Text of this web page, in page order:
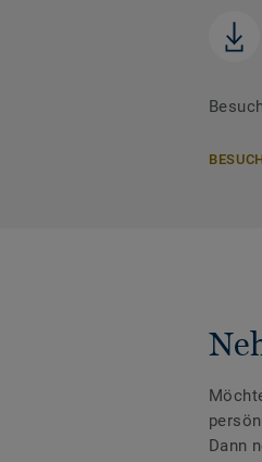
Dann